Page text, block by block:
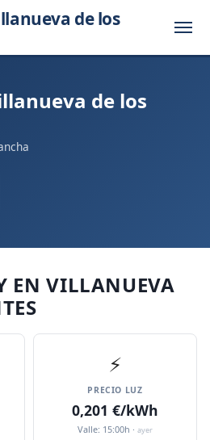
de los
de los
EN VILLANUEVA
⚡
PRECIO LUZ
0,201 €/kWh
Valle: 15:00h · ayer